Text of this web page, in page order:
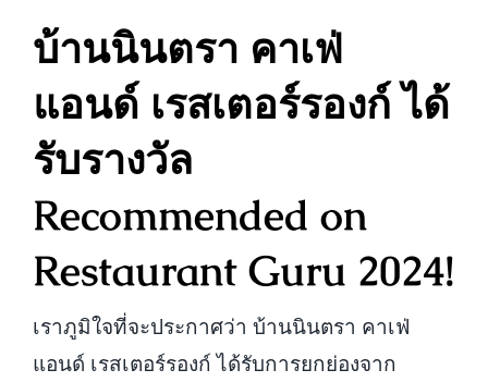
บ้านนินตรา คาเฟ่
แอนด์ เรสเตอร์รองก์ ได้
รับรางวัล
Recommended on
Restaurant Guru 2024!
เราภูมิใจที่จะประกาศว่า บ้านนินตรา คาเฟ่
แอนด์ เรสเตอร์รองก์ ได้รับการยกย่องจาก